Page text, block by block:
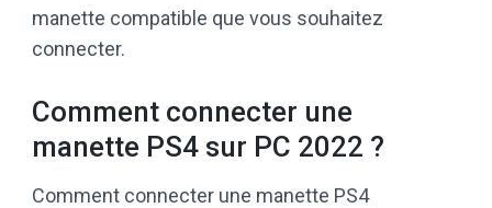
manette compatible que vous souhaitez
connecter.
Comment connecter une
manette PS4 sur PC 2022 ?
Comment connecter une manette PS4